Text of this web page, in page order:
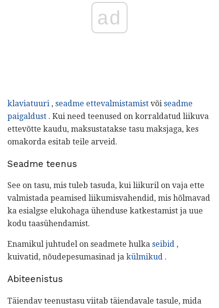
ad
klaviatuuri , seadme ettevalmistamist või seadme
paigaldust . Kui need teenused on korraldatud liikuva
ettevõtte kaudu, maksustatakse tasu maksjaga, kes
omakorda esitab teile arveid.
Seadme teenus
See on tasu, mis tuleb tasuda, kui liikuril on vaja ette
valmistada peamised liikumisvahendid, mis hõlmavad
ka esialgse elukohaga ühenduse katkestamist ja uue
kodu taasühendamist.
Enamikul juhtudel on seadmete hulka seibid ,
kuivatid, nõudepesumasinad ja külmikud .
Abiteenistus
Täiendav teenustasu viitab täiendavale tasule, mida